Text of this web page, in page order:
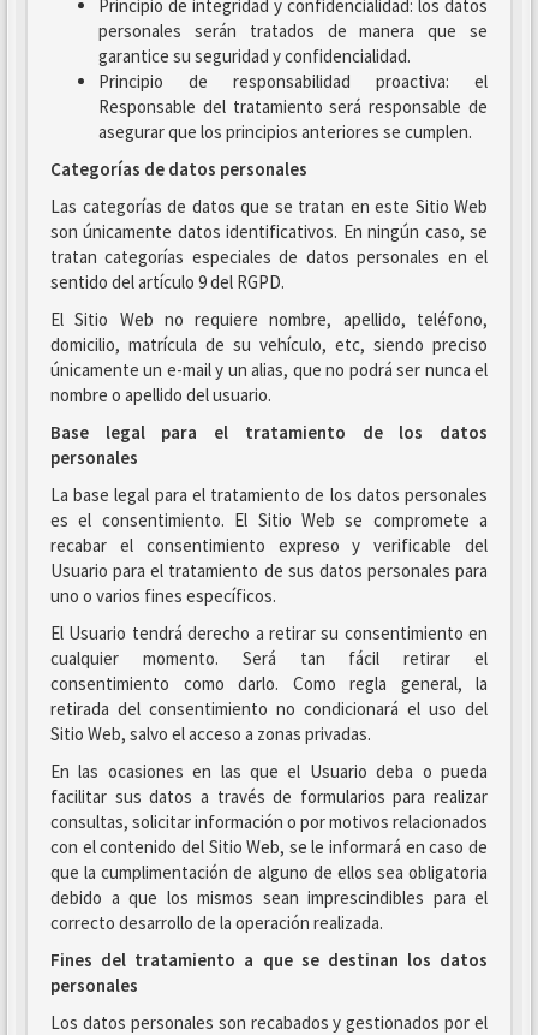
Principio de integridad y confidencialidad: los datos
personales serán tratados de manera que se
garantice su seguridad y confidencialidad.
Principio de responsabilidad proactiva: el
Responsable del tratamiento será responsable de
asegurar que los principios anteriores se cumplen.
Categorías de datos personales
Las categorías de datos que se tratan en este Sitio Web
son únicamente datos identificativos. En ningún caso, se
tratan categorías especiales de datos personales en el
sentido del artículo 9 del RGPD.
El Sitio Web no requiere nombre, apellido, teléfono,
domicilio, matrícula de su vehículo, etc, siendo preciso
únicamente un e-mail y un alias, que no podrá ser nunca el
nombre o apellido del usuario.
Base legal para el tratamiento de los datos
personales
La base legal para el tratamiento de los datos personales
es el consentimiento. El Sitio Web se compromete a
recabar el consentimiento expreso y verificable del
Usuario para el tratamiento de sus datos personales para
uno o varios fines específicos.
El Usuario tendrá derecho a retirar su consentimiento en
cualquier momento. Será tan fácil retirar el
consentimiento como darlo. Como regla general, la
retirada del consentimiento no condicionará el uso del
Sitio Web, salvo el acceso a zonas privadas.
En las ocasiones en las que el Usuario deba o pueda
facilitar sus datos a través de formularios para realizar
consultas, solicitar información o por motivos relacionados
con el contenido del Sitio Web, se le informará en caso de
que la cumplimentación de alguno de ellos sea obligatoria
debido a que los mismos sean imprescindibles para el
correcto desarrollo de la operación realizada.
Fines del tratamiento a que se destinan los datos
personales
Los datos personales son recabados y gestionados por el